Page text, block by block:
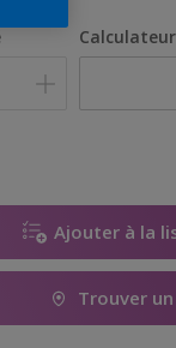
Ajouter à la
Trouver